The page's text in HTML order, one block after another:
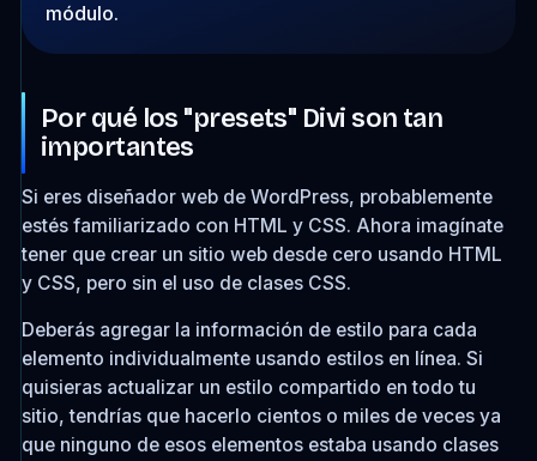
módulo.
Por qué los "presets" Divi son tan
importantes
Si eres diseñador web de WordPress, probablemente
estés familiarizado con HTML y CSS. Ahora imagínate
tener que crear un sitio web desde cero usando HTML
y CSS, pero sin el uso de clases CSS.
Deberás agregar la información de estilo para cada
elemento individualmente usando estilos en línea. Si
quisieras actualizar un estilo compartido en todo tu
sitio, tendrías que hacerlo cientos o miles de veces ya
que ninguno de esos elementos estaba usando clases